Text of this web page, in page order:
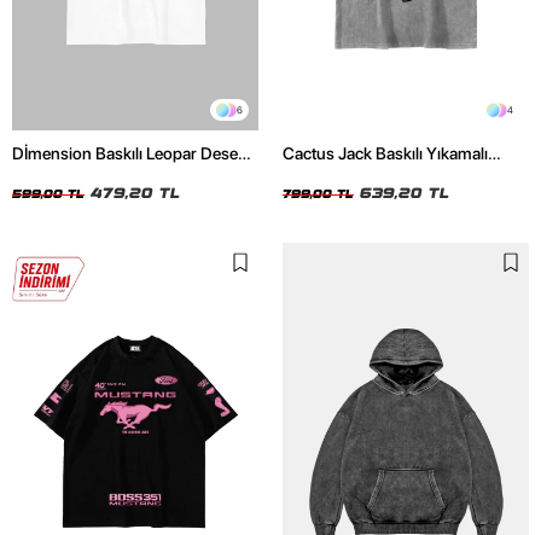
6
Dİmension Baskılı Leopar Desenli
Tshirt
599,00 TL 479,20 TL
4
Cactus Jack Baskılı Yıkamalı
799,00 TL 639,20 TL